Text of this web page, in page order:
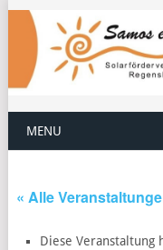
MENU
« Alle
Diese Veranstaltung